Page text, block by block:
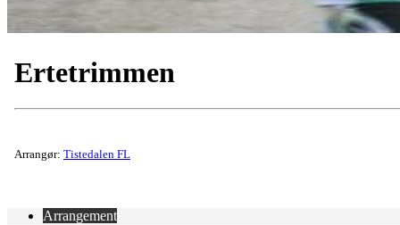
Ertetrimmen
Arrangør: Tistedalen FL
Arrangement